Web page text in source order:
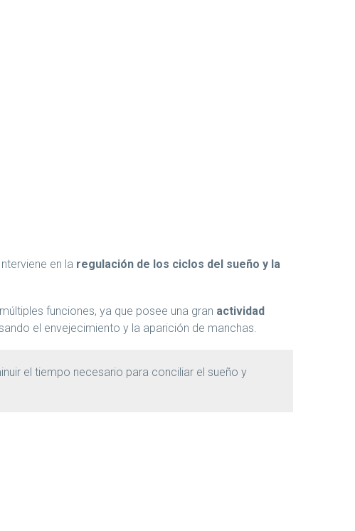
en la regulación de los ciclos del sueño y la
funciones, ya que posee una gran actividad
el envejecimiento y la aparición de manchas.
el tiempo necesario para conciliar el sueño y